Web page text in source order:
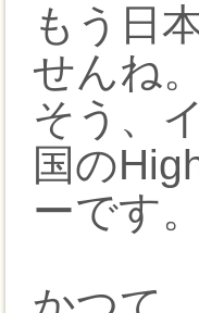
もう日
せんね。
そう、
国の
ーです。